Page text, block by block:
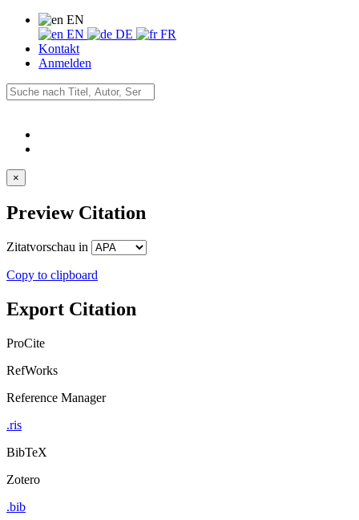
EN
EN
DE
FR
Kontakt
Anmelden
×
Preview Citation
Zitatvorschau in
Copy to clipboard
Export Citation
ProCite
RefWorks
Reference Manager
.ris
BibTeX
Zotero
.bib